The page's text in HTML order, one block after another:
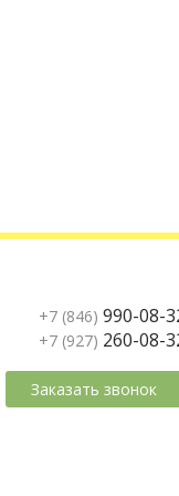
+7 (846) 990-08-
+7 (927) 260-08-
Заказать звонок